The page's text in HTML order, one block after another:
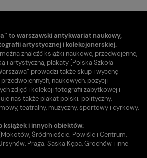
to warszawski antykwariat naukowy,
artystycznej i kolekcjonerskiej.
znaleźć książki naukowe, przedwojenne,
i artystyczną, plakaty [Polska Szkoła
prowadzi także skup i wycenę
naukowych, pozycji
zdjęć i kolekcji fotografii zabytkowej i
nas także plakat polski: polityczny,
teatralny, muzyczny, sportowy i cyrkowy.
książek i innych obiektów:
Śródmieście: Powiśle i Centrum,
Praga: Saska Kępa, Grochów i inne